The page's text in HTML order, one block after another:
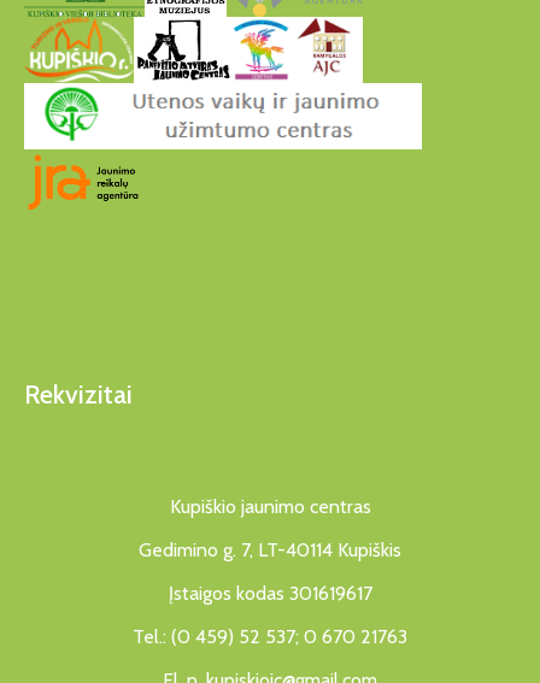
Rekvizitai
Kupiškio jaunimo centras
Gedimino g. 7, LT-40114 Kupiškis
Įstaigos kodas 301619617
Tel.: (0 459) 52 537; 0 670 21763